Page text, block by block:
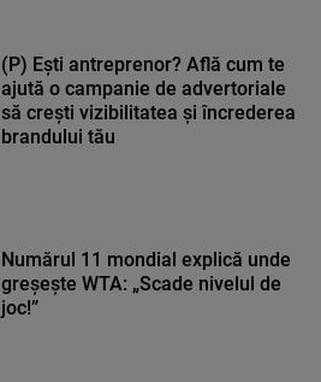
(P) Ești antreprenor? Află cum te
ajută o campanie de advertoriale
să crești vizibilitatea și încrederea
brandului tău
Numărul 11 mondial explică unde
greșește WTA: „Scade nivelul de
joc!”